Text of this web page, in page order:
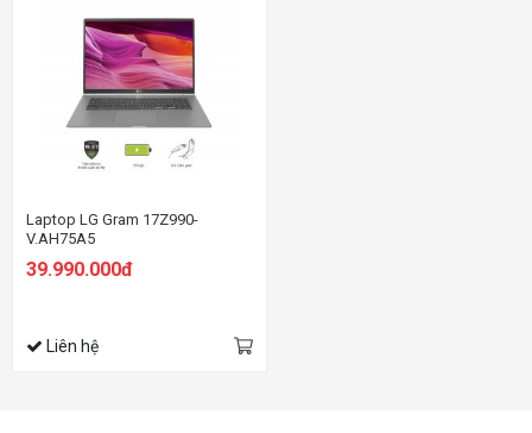
Laptop LG Gram 17Z990-
V.AH75A5
39.990.000đ
Liên hệ